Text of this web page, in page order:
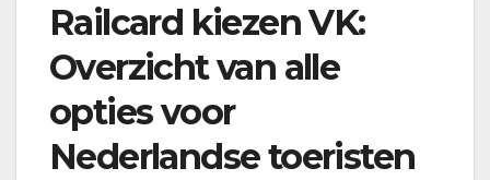
Railcard kiezen VK:
Overzicht van alle
opties voor
Nederlandse toeristen